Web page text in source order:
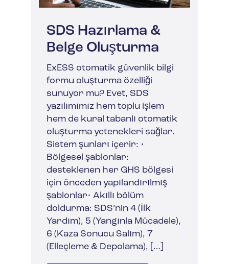
SDS Hazırlama &
Belge Oluşturma
ExESS otomatik güvenlik bilgi
formu oluşturma özelliği
sunuyor mu? Evet, SDS
yazılımımız hem toplu işlem
hem de kural tabanlı otomatik
oluşturma yetenekleri sağlar.
Sistem şunları içerir: •
Bölgesel şablonlar:
desteklenen her GHS bölgesi
için önceden yapılandırılmış
şablonlar• Akıllı bölüm
doldurma: SDS’nin 4 (İlk
Yardım), 5 (Yangınla Mücadele),
6 (Kaza Sonucu Salım), 7
(Elleçleme & Depolama), […]